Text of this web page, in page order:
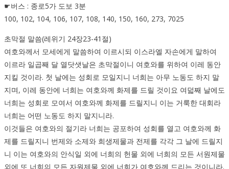
☛버스 : 종로5가 도보 3분
100, 102, 104, 106, 107, 108, 140, 150, 160, 273, 7025
초막절 말씀(레위기 24장23-41절)
여호와께서 모세에게 말씀하여 이르시되 이스라엘 자손에게 말하여
이르라 일곱째 달 열닷샛날은 초막절이니 여호와를 위하여 이레 동안
지킬 것이라. 첫 날에는 성회로 모일지니 너희는 아무 노동도 하지 말
지며, 이레 동안에 너희는 여호와께 화제를 드릴 것이요 여덟째 날에도
너희는 성회로 모여서 여호와께 화제를 드릴지니 이는 거룩한 대회라
너희는 어떤 노동도 하지 말지니라.
이것들은 여호와의 절기라 너희는 공포하여 성회를 열고 여호와께 화
제를 드릴지니 번제와 소제와 희생제물과 전제를 각각 그 날에 드릴지
니 이는 여호와의 안식일 외에 너희의 헌물 외에 너희의 모든 서원제물
외에 또 너희의 모든 자원제물 외에 너희가 여호와께 드리는 것이니라.